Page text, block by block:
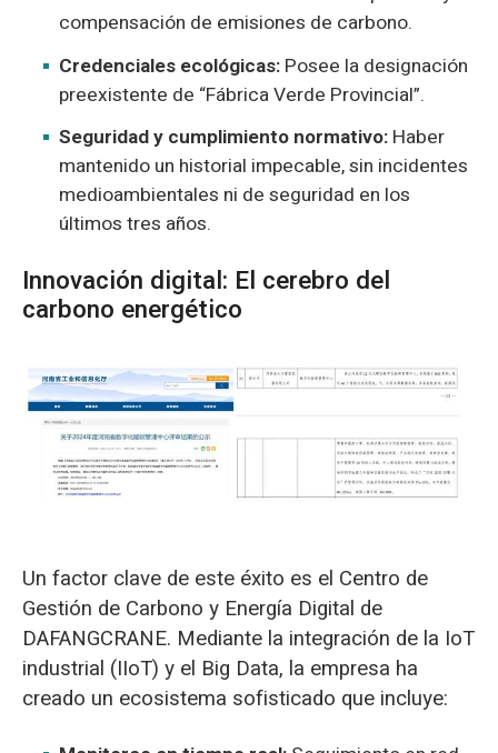
compensación de emisiones de carbono.
Credenciales ecológicas: Posee la designación
preexistente de “Fábrica Verde Provincial”.
Seguridad y cumplimiento normativo: Haber
mantenido un historial impecable, sin incidentes
medioambientales ni de seguridad en los
últimos tres años.
Innovación digital: El cerebro del
carbono energético
Un factor clave de este éxito es el Centro de
Gestión de Carbono y Energía Digital de
DAFANGCRANE. Mediante la integración de la IoT
industrial (IIoT) y el Big Data, la empresa ha
creado un ecosistema sofisticado que incluye: